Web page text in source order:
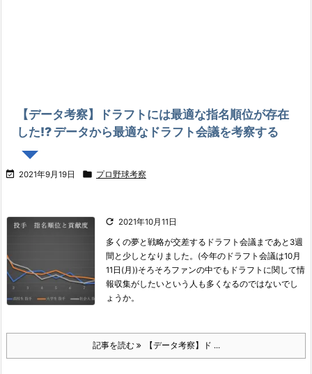
【データ考察】ドラフトには最適な指名順位が存在
した!? データから最適なドラフト会議を考察する
 2021年9月19日  プロ野球考察
 2021年10月11日
多くの夢と戦略が交差するドラフト会議まであと3週
間と少しとなりました。 (今年のドラフト会議は10月
11日(月))そろそろファンの中でもドラフトに関して情
報収集がしたいという人も多くなるのではないでし
ょうか。
記事を読む 【データ考察】ド ...